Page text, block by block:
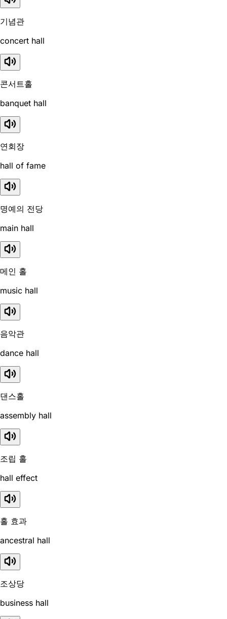
기념관
concert hall
콘서트홀
banquet hall
연회장
hall of fame
명예의 전당
main hall
메인 홀
music hall
음악관
dance hall
댄스홀
assembly hall
조립 홀
hall effect
홀 효과
ancestral hall
조상당
business hall